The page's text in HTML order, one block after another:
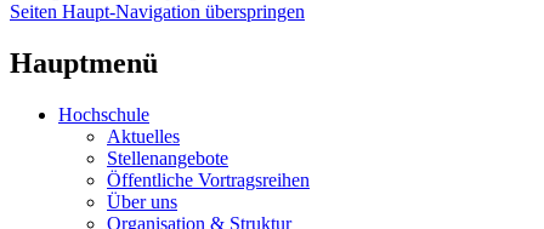
Seiten Haupt-Navigation überspringen
Hauptmenü
Hochschule
Aktuelles
Stellenangebote
Öffentliche Vortragsreihen
Über uns
Organisation & Struktur